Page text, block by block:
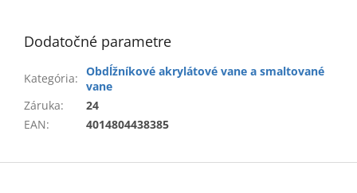
Dodatočné parametre
Kategória: Obdĺžníkové akrylátové vane a smaltované
vane
Záruka:
24
EAN: 4014804438385
Z